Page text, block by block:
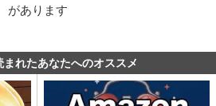
があります
まれたあなたへのオススメ